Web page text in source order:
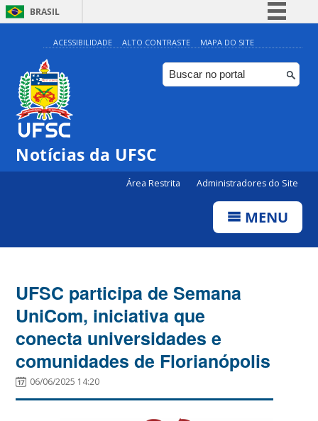
BRASIL
Simplifique!
Comunica BR
Participe
ACESSIBILIDADE ALTO CONTRASTE MAPA DO SITE
Notícias da UFSC
Área Restrita Administradores do Site
MENU
UFSC participa de Semana
UniCom, iniciativa que
conecta universidades e
comunidades de Florianópolis
06/06/2025 14:20